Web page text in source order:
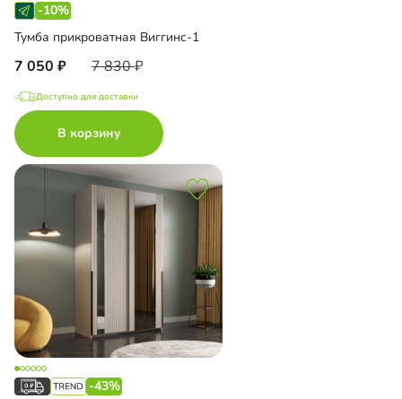
-10%
Тумба прикроватная Виггинс-1
7 050 7 830
Доступно для доставки
В корзину
-43%